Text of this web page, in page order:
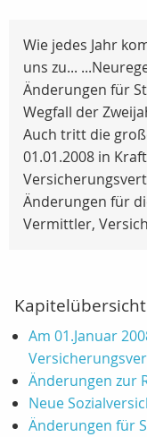
Wie jedes Jahr
uns zu...
Änderungen für
Wegfall der
Auch tritt die
01.01.2008 in
Änderungen für
Vermittler,
Kapitelübersicht
Am 01.Januar
Änderungen zur
Neue
Änderungen für